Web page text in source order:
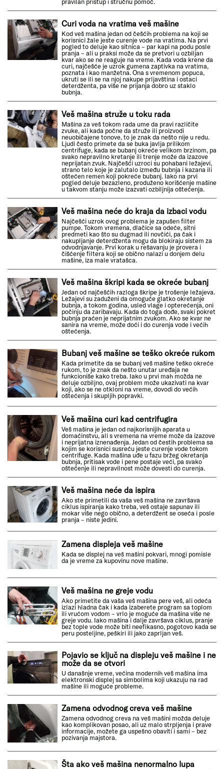
Curi voda na vratima veš mašine
Kod veš mašina jedan od češćih problema na koji se
korisnici žale jeste curenje vode na vratima. Na prvi
pogled to deluje kao sitnica – par kapi na podu posle
pranja – ali u praksi može da se pretvori u ozbiljan
kvar ako se ne reaguje na vreme. Kada voda krene da
curi, najčešće je uzrok gumena zaptivka na vratima,
poznata i kao manžetna. Ona s vremenom popuca,
ukruti se ili se na njoj nakupe prljavština i ostaci
deterdženta, pa više ne prijanja dobro uz staklo
bubnja.
Veš mašina struže u toku rada
Mašina za veš tokom rada ume da pravi različite
zvuke, ali kada počne da struže ili proizvodi
neuobičajene tonove, to je znak da nešto nije u redu.
Ljudi često primete da se buka javlja prilikom
centrifuge, kada se bubanj okreće velikom brzinom, pa
svako nepravilno kretanje ili trenje može da izazove
neprijatan zvuk. Najčešći uzroci su pohabani ležajevi,
strano telo koje je zalutalo između bubnja i kazana ili
oštećen remen koji pokreće bubanj. Iako na prvi
pogled deluje bezazleno, produženo korišćenje mašine
u takvom stanju može izazvati ozbiljnija oštećenja.
Veš mašina neće do kraja da izbaci vodu
Najčešći uzrok ovog problema je zapušen filter
pumpe. Tokom vremena, dlačice sa odeće, sitni
predmeti kao što su dugmad ili novčići, pa čak i
nakupljanje deterdženta mogu da blokiraju sistem za
odvodnjavanje. Prvi korak u rešavanju je provera i
čišćenje filtera koji se obično nalazi u donjem delu
mašine, iza male vratašca.
Veš mašina škripi kada se okreće bubanj
Jedan od najčešćih razloga škripe je trošenje ležajeva.
Ležajevi su zaduženi da omoguće glatko okretanje
bubnja, a tokom godina, usled vlage i opterećenja, oni
počinju da zaribavaju. Kada do toga dođe, svaki pokret
bubnja praćen je neprijatnim zvukom. Ako se kvar ne
sanira na vreme, može doći i do curenja vode i većih
oštećenja.
Bubanj veš mašine se teško okreće rukom
Kada primetite da se bubanj veš mašine teško okreće
rukom, to je znak da nešto unutar uređaja ne
funkcioniše kako treba. Iako u prvi mah možda ne
deluje ozbiljno, ovaj problem može ukazivati na kvar
koji, ako se ne otkloni na vreme, dovodi do većih
oštećenja i skupljih popravki.
Veš mašina curi kad centrifugira
Veš mašina je jedan od najkorisnijih aparata u
domaćinstvu, ali s vremena na vreme može da izazove
i neprijatna iznenađenja. Jedan od čestih problema sa
kojim se korisnici susreću jeste curenje vode tokom
centrifuge. Kada mašina uđe u fazu bržeg okretanja
bubnja, pritisak vode i pene postaje veći, pa svako
oštećenje ili nepravilnost može dovesti do curenja.
Veš mašina neće da ispira
Ako ste primetili da vaša veš mašina ne završava
ciklus ispiranja kako treba, veš ostaje sapunav ili
mokar više nego obično, a deterdžent se oseća i posle
pranja – niste jedini.
Zamena displeja veš mašine
Kada se displej na veš mašini pokvari, mnogi pomisle
da je vreme za kupovinu nove mašine.
Veš mašina ne greje vodu
Ako primetite da vaša veš mašina pere veš, ali odeća
izlazi hladna čak i kada izaberete program sa toplom
ili vrućom vodom – vrlo je moguće da mašina više ne
greje vodu. Iako mašina i dalje završava ciklus, pranje
bez tople vode može biti neefikasno, pogotovo kada se
peru posteljine, peškiri ili jako zaprljan veš.
Pojavio se ključ na displeju veš mašine i ne
može da se otvori
U današnje vreme, većina modernih veš mašina ima
elektronski displej sa simbolima koji ukazuju na rad
mašine ili moguće probleme.
Zamena odvodnog creva veš mašine
Zamena odvodnog creva na veš mašini možda deluje
kao komplikovan posao, ali uz malo strpljenja i prave
informacije, možete ga uspešno obaviti i sami – bez
pozivanja majstora.
Šta ako veš mašina nenormalno lupa